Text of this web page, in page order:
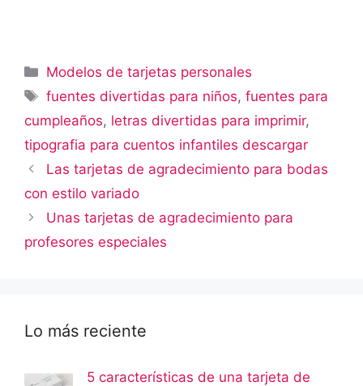
Categorías
Modelos de tarjetas personales
Etiquetas
fuentes divertidas para niños,fuentes para
cumpleaños, letras divertidas para imprimir,
tipografia para cuentos infantiles descargar
Las tarjetas de agradecimiento para bodas
con estilo variado
Unas tarjetas de agradecimiento para
profesores especiales
Lo más reciente
5 características de una tarjeta de